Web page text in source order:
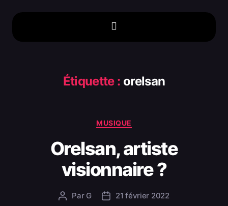
Étiquette : orelsan
MUSIQUE
Orelsan, artiste
visionnaire ?
Par G
21 février 2022